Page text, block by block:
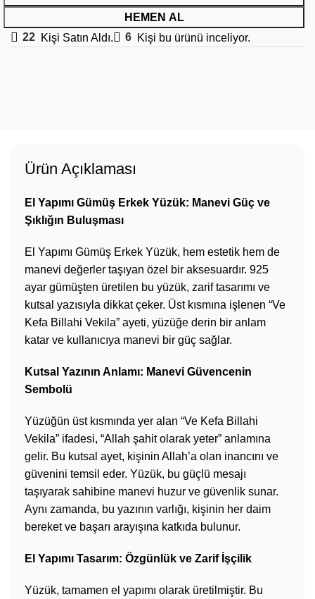
HEMEN AL
22 Kişi Satın Aldı. 6 Kişi bu ürünü inceliyor.
Ürün Açıklaması
El Yapımı Gümüş Erkek Yüzük: Manevi Güç ve
Şıklığın Buluşması
El Yapımı Gümüş Erkek Yüzük, hem estetik hem de
manevi değerler taşıyan özel bir aksesuardır. 925
ayar gümüşten üretilen bu yüzük, zarif tasarımı ve
kutsal yazısıyla dikkat çeker. Üst kısmına işlenen “Ve
Kefa Billahi Vekila” ayeti, yüzüğe derin bir anlam
katar ve kullanıcıya manevi bir güç sağlar.
Kutsal Yazının Anlamı: Manevi Güvencenin
Sembolü
Yüzüğün üst kısmında yer alan “Ve Kefa Billahi
Vekila” ifadesi, “Allah şahit olarak yeter” anlamına
gelir. Bu kutsal ayet, kişinin Allah’a olan inancını ve
güvenini temsil eder. Yüzük, bu güçlü mesajı
taşıyarak sahibine manevi huzur ve güvenlik sunar.
Aynı zamanda, bu yazının varlığı, kişinin her daim
bereket ve başarı arayışına katkıda bulunur.
El Yapımı Tasarım: Özgünlük ve Zarif İşçilik
Yüzük, tamamen el yapımı olarak üretilmiştir. Bu